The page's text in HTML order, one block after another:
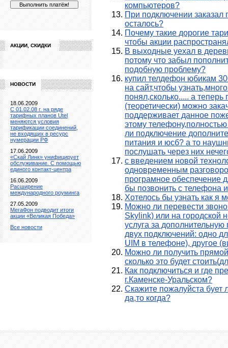
компьютеров?
При подключении заказал
осталось?
Почему такие дорогие
чтобы акции
В выходные уехал в
потому что забыл
подобную проблему?
купил телдефон юбикам
на сайт,чтобы
понял,сколько..... а
(теоретически) можно
поддерживает данное
этому
ли подключение
питания и юсб? а то
послушать через них
с введением новой
одновременным
програмное обеспечение
бы позвонить с телефона
Хотелось бы узнать как я
Можно ли перевести
Skylink) или на городской
услуга за
двух подключений: одно
UIM в телефоне), другое
Можно ли получить
сколько это будет
Как подключиться и где
г.Каменске-Уральском?
Скажите пожалуйста бует
да,то когда?
АКЦИИ, СКИДКИ
НОВОСТИ
18.06.2009
C 01.02.08 г. на ряде
тарифных планов Utel
меняются условия
тарификации соединений,
не входящих в ресурс
нумерации РФ
17.06.2009
«Скай Линк» унифицирует
обслуживание. С помощью
единого контакт-центра
16.06.2009
Расширение
международного роуминга
27.05.2009
МегаФон подводит итоги
акции «Великая Победа»
Все новости